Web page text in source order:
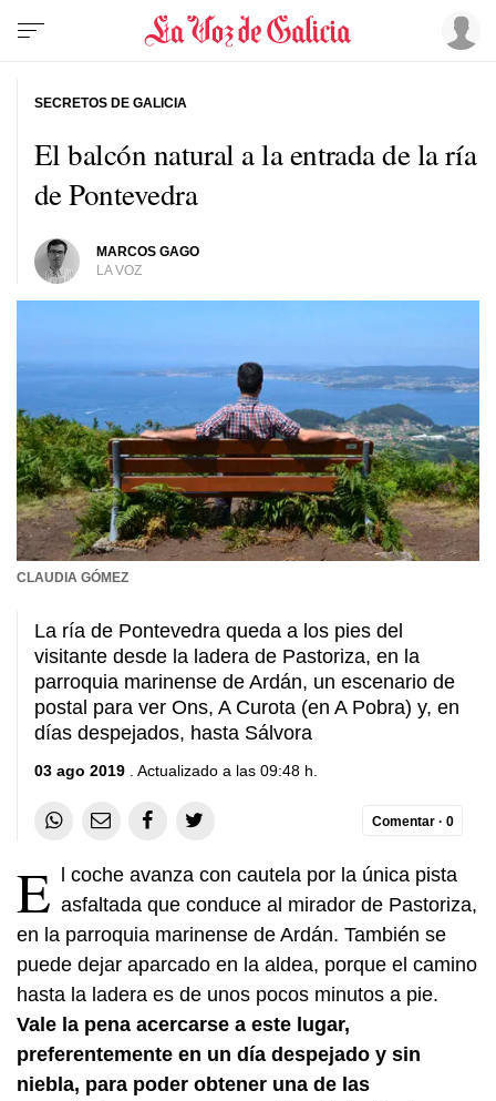
El balcón natural a la entrada de la ría
de Pontevedra
MARCOS GAGO
LA VOZ
SECRETOS DE GALICIA
CLAUDIA GÓMEZ
La ría de Pontevedra queda a los pies del
visitante desde la ladera de Pastoriza, en la
parroquia marinense de Ardán, un escenario de
postal para ver Ons, A Curota (en A Pobra) y, en
días despejados, hasta Sálvora
03 ago 2019 . Actualizado a las 09:48 h.
Comentar · 0
E l coche avanza con cautela por la única pista
asfaltada que conduce al mirador de Pastoriza,
en la parroquia marinense de Ardán. También se
puede dejar aparcado en la aldea, porque el camino
hasta la ladera es de unos pocos minutos a pie.
Vale la pena acercarse a este lugar,
preferentemente en un día despejado y sin
niebla, para poder obtener una de las